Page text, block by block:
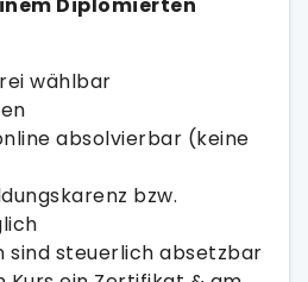
wählbar
absolvierbar (keine
bzw.
sind steuerlich absetzbar